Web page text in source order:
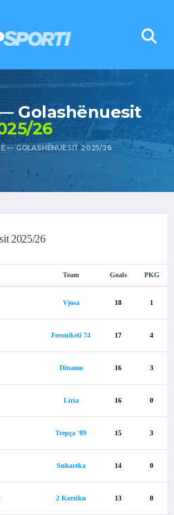
Golashënuesit
26
— GOLASHËNUESIT 2025/26
2025/26
Team Goals PKG
Vjosa 18 1
Feronikeli 74 17 4
Dinamo 16 3
Liria 16 0
Trepça ‘89 15 3
Suhareka 14 0
2 Korriku 13 0